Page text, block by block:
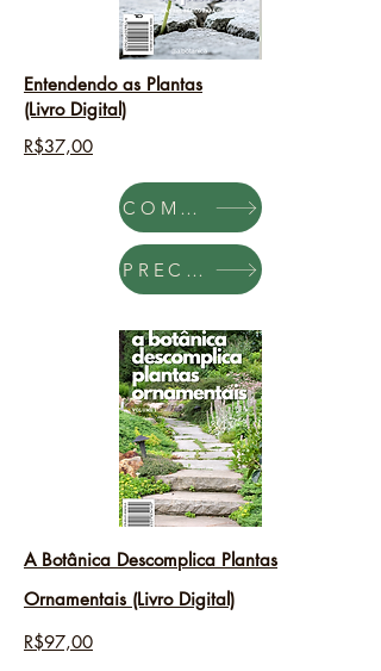
Entendendo as Plantas
(Livro Digital)
R$37,00
COMPRAR
PRECISO
A Botânica Descomplica Plantas
Ornamentais (Livro Digital)
R$97,00